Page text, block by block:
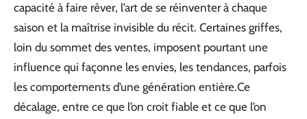
capacité à faire rêver, l’art de se réinventer à chaque
saison et la maîtrise invisible du récit. Certaines griffes,
loin du sommet des ventes, imposent pourtant une
influence qui façonne les envies, les tendances, parfois
les comportements d’une génération entière.Ce
décalage, entre ce que l’on croit fiable et ce que l’on